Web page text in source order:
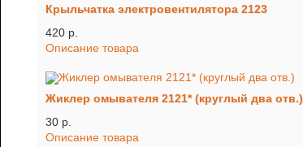
Крыльчатка электровентилятора 2123
420 p.
Описание товара
Жиклер омывателя 2121* (круглый два отв.)
30 p.
Описание товара